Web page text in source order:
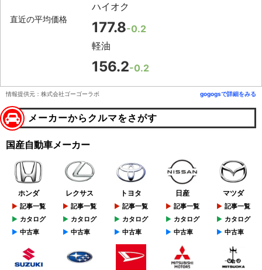
直近の平均価格
ハイオク
177.8-0.2
軽油
156.2-0.2
情報提供元：株式会社ゴーゴーラボ gogogsで詳細をみる
メーカーからクルマをさがす
国産自動車メーカー
ホンダ
記事一覧
カタログ
中古車
レクサス
記事一覧
カタログ
中古車
トヨタ
記事一覧
カタログ
中古車
日産
記事一覧
カタログ
中古車
マツダ
記事一覧
カタログ
中古車